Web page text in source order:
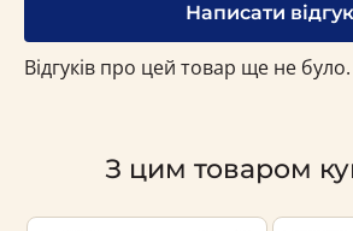
Написати відгук
Відгуків про цей товар ще не було.
З цим товаром